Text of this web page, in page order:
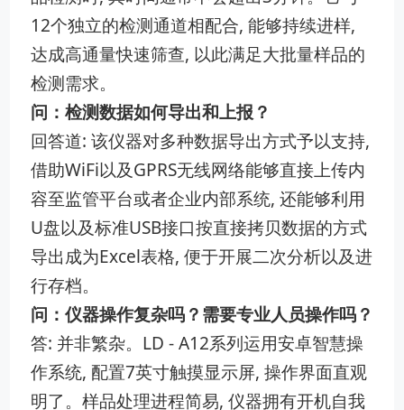
12个独立的检测通道相配合, 能够持续进样,
达成高通量快速筛查, 以此满足大批量样品的
检测需求。
问：检测数据如何导出和上报？
回答道: 该仪器对多种数据导出方式予以支持,
借助WiFi以及GPRS无线网络能够直接上传内
容至监管平台或者企业内部系统, 还能够利用
U盘以及标准USB接口按直接拷贝数据的方式
导出成为Excel表格, 便于开展二次分析以及进
行存档。
问：仪器操作复杂吗？需要专业人员操作吗？
答: 并非繁杂。LD - A12系列运用安卓智慧操
作系统, 配置7英寸触摸显示屏, 操作界面直观
明了。样品处理进程简易, 仪器拥有开机自我